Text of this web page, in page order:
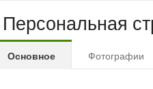
Персональная
Основное Фотографии